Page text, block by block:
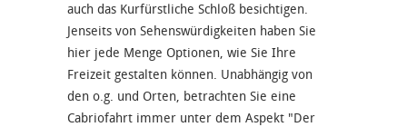
auch das Kurfürstliche Schloß besichtigen.
Jenseits von Sehenswürdigkeiten haben Sie
hier jede Menge Optionen, wie Sie Ihre
Freizeit gestalten können. Unabhängig von
den o.g. und Orten, betrachten Sie eine
Cabriofahrt immer unter dem Aspekt "Der